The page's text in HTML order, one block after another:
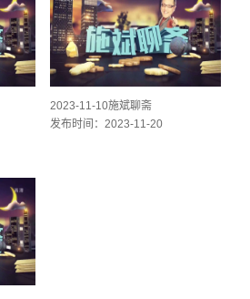
2023-11-10施斌聊斋
发布时间：2023-11-20